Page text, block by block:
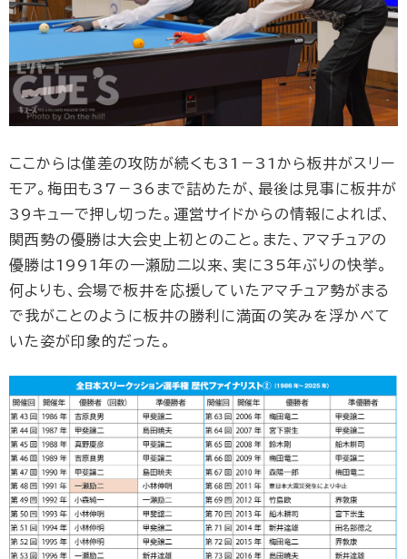
ここからは僅差の攻防が続くも31－31から板井がスリー
モア。梅田も37－36まで詰めたが、最後は見事に板井が
39キューで押し切った。運営サイドからの情報によれば、
関西勢の優勝は大会史上初とのこと。また、アマチュアの
優勝は1991年の一瀬励二以来、実に35年ぶりの快挙。
何よりも、会場で板井を応援していたアマチュア勢がまる
で我がことのように板井の勝利に満面の笑みを浮かべて
いた姿が印象的だった。